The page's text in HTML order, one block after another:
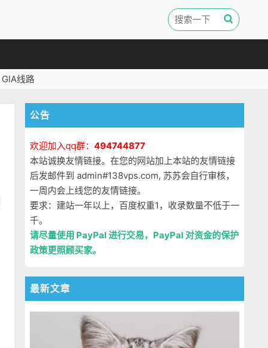
GIA线路
公告
欢迎加入qq群： 494744877
本站诚换友情链接。在您的网站加上本站的友情链接
后发邮件到 admin#138vps.com, 苏苏会自行审核，
一周内会上线您的友情链接。
要求：建站一年以上，百度权重1，收录数量不低于一
千。
请尽量使用 PayPal 进行交易，PayPal 对资金的保护
政策更照顾买家。
最新文章